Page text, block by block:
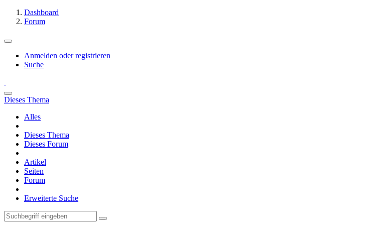
Dashboard
Forum
Anmelden oder registrieren
Suche
Dieses Thema
Alles
Dieses Thema
Dieses Forum
Artikel
Seiten
Forum
Erweiterte Suche